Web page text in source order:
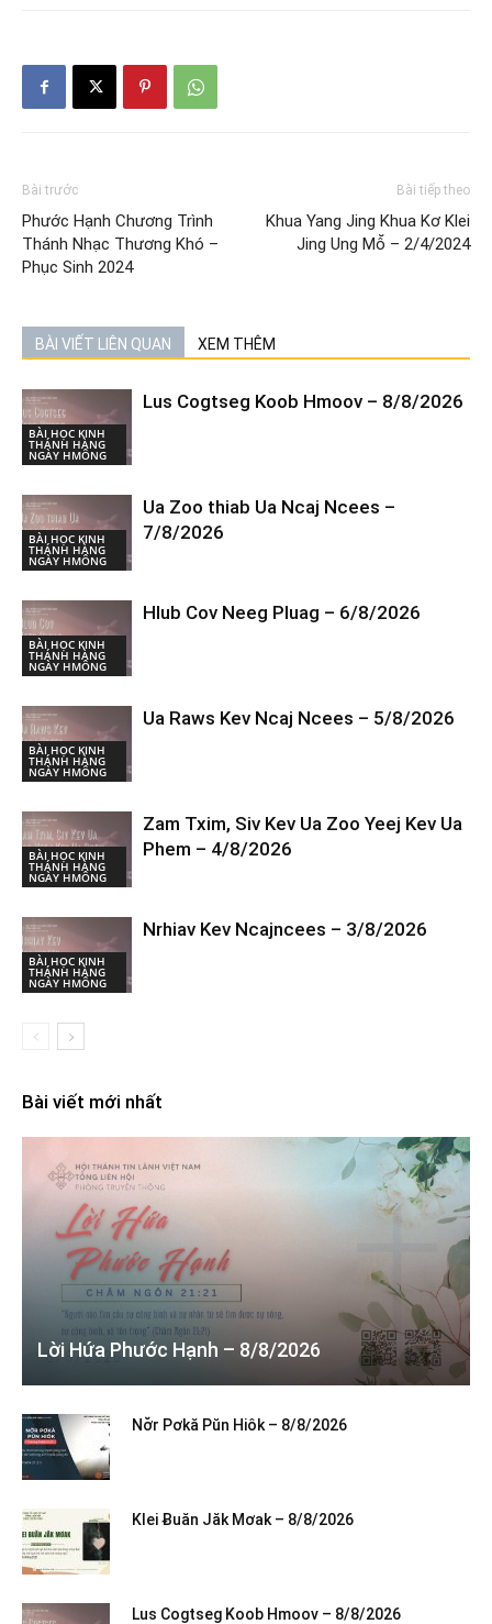
Bài trước
Phước Hạnh Chương Trình
Thánh Nhạc Thương Khó –
Phục Sinh 2024
Bài tiếp theo
Khua Yang Jing Khua Kơ Klei
Jing Ung Mô̆ – 2/4/2024
BÀI VIẾT LIÊN QUAN XEM THÊM
BÀI HỌC KINH
THÁNH HÀNG
NGÀY HMÔNG
Lus Cogtseg Koob Hmoov – 8/8/2026
BÀI HỌC KINH
THÁNH HÀNG
NGÀY HMÔNG
Ua Zoo thiab Ua Ncaj Ncees –
7/8/2026
BÀI HỌC KINH
THÁNH HÀNG
NGÀY HMÔNG
Hlub Cov Neeg Pluag – 6/8/2026
BÀI HỌC KINH
THÁNH HÀNG
NGÀY HMÔNG
Ua Raws Kev Ncaj Ncees – 5/8/2026
BÀI HỌC KINH
THÁNH HÀNG
NGÀY HMÔNG
Zam Txim, Siv Kev Ua Zoo Yeej Kev Ua
Phem – 4/8/2026
BÀI HỌC KINH
THÁNH HÀNG
NGÀY HMÔNG
Nrhiav Kev Ncajncees – 3/8/2026
Bài viết mới nhất
Lời Hứa Phước Hạnh – 8/8/2026
Nơ̆r Pơkă Pŭn Hiôk – 8/8/2026
Klei Ƀuăn Jăk Mơak – 8/8/2026
Lus Cogtseg Koob Hmoov – 8/8/2026